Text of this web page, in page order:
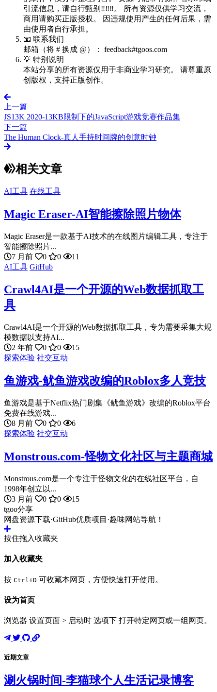
引流信息，请自行甄别‼️‼️‼️。 所有资源仅供学习交流，
商用请购买正版授权。 因违规使用产生的任何后果，需
由使用者自行承担。
📧 联系我们
邮箱（将 # 换成 @）： feedback#tgoos.com
💡 特别说明
本站分享的所有资源仅用于非商业学习研究。 请尊重原
创版权，支持正版创作。
上一篇
JS13K 2020-13KB限制下的JavaScript游戏竞赛作品集
下一篇
The Human Clock-真人手持时间牌的创意时钟
相关文章
AI工具 在线工具
Magic Eraser-AI智能擦除照片物体
Magic Eraser是一款基于AI技术的在线图片编辑工具，专注于
智能擦除照片...
7 月前
0 0
11
AI工具 GitHub
Crawl4AI是一个开源的Web数据抓取工
具
Crawl4AI是一个开源的Web数据抓取工具，专为需要采集大规
模数据以支持AI...
2 年前
0 0
15
探索体验 社交互动
鱼游戏-鱿鱼游戏改编的Roblox多人竞技
鱼游戏是基于Netflix热门剧集《鱿鱼游戏》改编的Roblox平台
免费在线游戏...
8 月前
0 0
6
探索体验 社交互动
Monstrous.com-怪物文化社区与主题商城
Monstrous.com是一个专注于怪物文化的在线社区平台，自
1998年创立以...
3 月前
0 0
15
tgoo分享
网盘资源下载·GitHub优质项目·趣味网站导航！
按住拖入收藏夹
加入收藏夹
按 Ctrl+D 可收藏本网页，方便快速打开使用。
设为首页
浏览器 设置页面 > 启动时 选项下 打开特定网页或一组网页。
近期文章
涮火锅时间-李猫球个人生活记录博客